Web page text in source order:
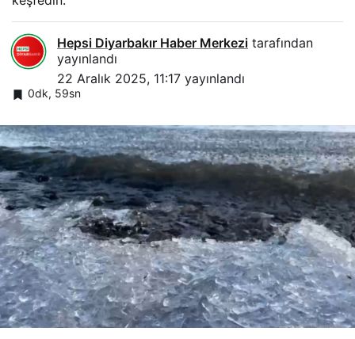
Hepsi Diyarbakır Haber Merkezi tarafından
yayınlandı
22 Aralık 2025, 11:17 yayınlandı
0dk, 59sn